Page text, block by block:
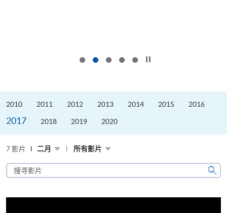
2010 2011 2012 2013 2014 2015 2016
2017 2018 2019 2020
7 影片 二月 所有影片
搜
寻
片
搜